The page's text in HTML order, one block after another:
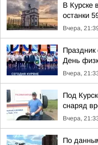
В Курске
останки
Вчера,
Праздник
День
Вчера,
Под
снаряд
Вчера,
По